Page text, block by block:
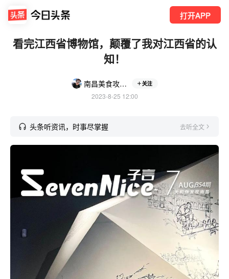
打开APP
看完江西省博物馆，颠覆了我对江西省的认
知！
南昌美食攻略-子言 关注
2023-8-25 12:00
头条听资讯，时事尽掌握 去听全文